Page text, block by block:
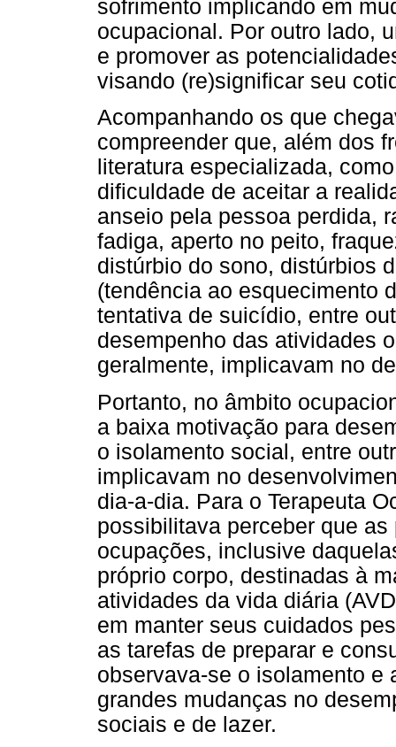
sofrimento implicando em
ocupacional. Por outro lado,
e promover as
visando (re)significar seu
Acompanhando os que
compreender que, além dos
literatura especializada,
dificuldade de aceitar a
anseio pela pessoa perdida,
fadiga, aperto no peito,
distúrbio do sono, distúrbios
(tendência ao esquecimento
tentativa de suicídio, entre
desempenho das atividades
geralmente, implicavam no
Portanto, no âmbito
a baixa motivação para
o isolamento social, entre
implicavam no
dia-a-dia. Para o Terapeuta
possibilitava perceber que
ocupações, inclusive
próprio corpo, destinadas à
atividades da vida diária
em manter seus cuidados
as tarefas de preparar e
observava-se o isolamento e
grandes mudanças no
sociais e de lazer.